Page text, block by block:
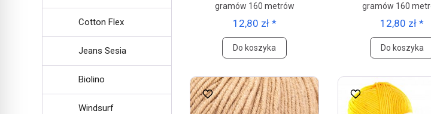
gramów 160 metrów
12,80 zł *
Do koszyka
gramów 160
12,80 zł *
Do koszyka
Cotton Flex
Jeans Sesia
Biolino
Windsurf